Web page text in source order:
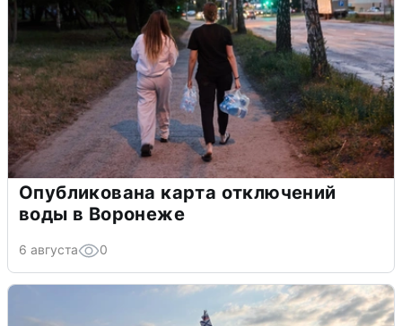
Опубликована карта отключений
воды в Воронеже
6 августа 0